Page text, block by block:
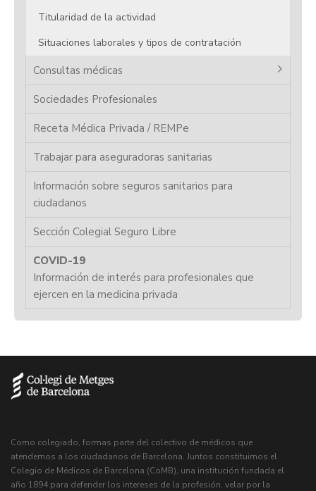
Titularidad de la actividad
Situaciones laborales y tipos de contratación
Consultas médicas
Sociedades Profesionales
Receta Médica Privada / REMPe
Trabajar para aseguradoras sanitarias
Información sobre seguros sanitarios para
ciudadanos
Sección Colegial Seguro Libre
COVID-19
Información de interés para profesionales que
ejercen en la medicina privada
Como colegiado, formas parte del colectivo de médicos que
atendemos a los ciudadanos de Barcelona. Juntos constituimos el
Colegio de Médicos de Barcelona (CoMB), una institución fundada el
año 1894 para defender los intereses de la profesión, velar por la